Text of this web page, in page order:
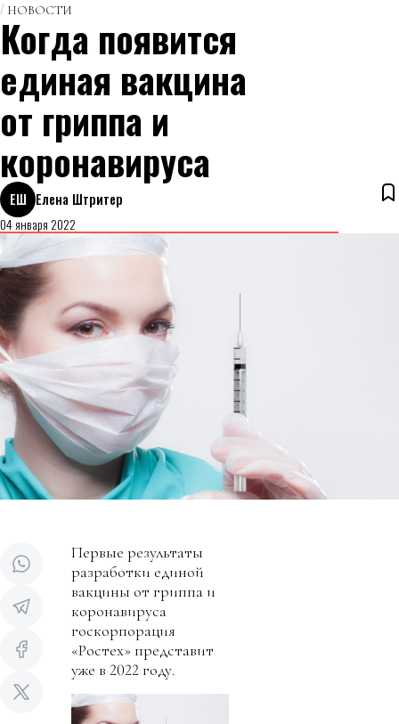
НОВОСТИ
Когда появится
единая вакцина
от гриппа и
коронавируса
ЕШ Елена Штритер
04 января 2022
Первые результаты
разработки единой
вакцины от гриппа и
коронавируса
госкорпорация
«Ростех» представит
уже в 2022 году.